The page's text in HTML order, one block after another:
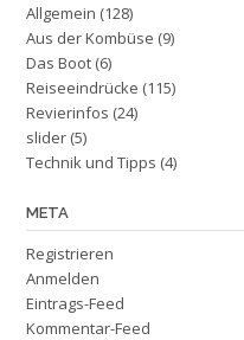
Allgemein (128)
Aus der Kombüse (9)
Das Boot (6)
Reiseeindrücke (115)
Revierinfos (24)
slider (5)
Technik und Tipps (4)
META
Registrieren
Anmelden
Eintrags-Feed
Kommentar-Feed